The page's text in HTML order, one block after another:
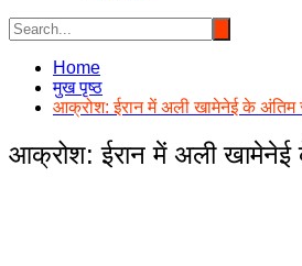
Home
मुख पृष्ठ
आक्रोश: ईरान में अली खामेनेई के अंतिम
आक्रोश: ईरान में अली खामेनेई